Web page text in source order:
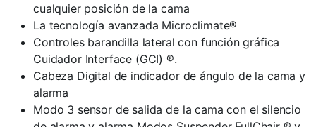
cualquier posición de la cama
La tecnología avanzada Microclimate®
Controles barandilla lateral con función gráfica
Cuidador Interface (GCI) ®.
Cabeza Digital de indicador de ángulo de la cama y
alarma
Modo 3 sensor de salida de la cama con el silencio